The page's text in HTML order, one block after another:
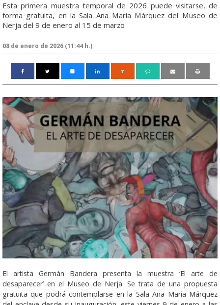
Esta primera muestra temporal de 2026 puede visitarse, de
forma gratuita, en la Sala Ana María Márquez del Museo de
Nerja del 9 de enero al 15 de marzo
08 de enero de 2026 (11:44 h.)
m
El artista Germán Bandera presenta la muestra ‘El arte de
desaparecer’ en el Museo de Nerja. Se trata de una propuesta
gratuita que podrá contemplarse en la Sala Ana María Márquez